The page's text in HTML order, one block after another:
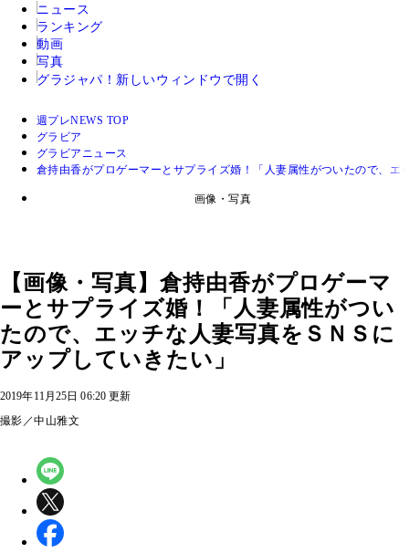
ニュース
ランキング
動画
写真
グラジャパ！ 新しいウィンドウで開く
週プレNEWS TOP
グラビア
グラビアニュース
倉持由香がプロゲーマーとサプライズ婚！「人妻属性がついたので、
画像・写真
【画像・写真】倉持由香がプロゲーマ
ーとサプライズ婚！「人妻属性がつい
たので、エッチな人妻写真をＳＮＳに
アップしていきたい」
2019年11月25日 06:20 更新
撮影／中山雅文